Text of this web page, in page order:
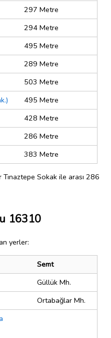
297 Metre
294 Metre
495 Metre
289 Metre
503 Metre
495 Metre
428 Metre
286 Metre
383 Metre
Tınaztepe Sokak ile arası 286
16310
yerler:
Semt
Güllük Mh.
Ortabağlar Mh.